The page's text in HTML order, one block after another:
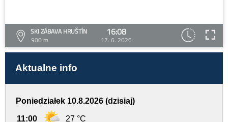
SKI ZÁBAVA HRUŠTÍN
900 m
16:08
17. 6. 2026
Aktualne info
Poniedziałek 10.8.2026 (dzisiaj)
11:00 27 °C